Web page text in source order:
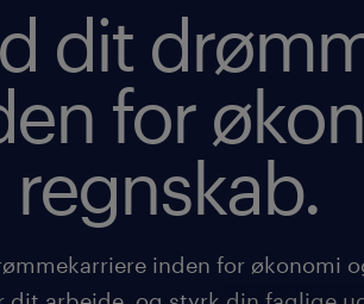
dit
for
inden for økonomi